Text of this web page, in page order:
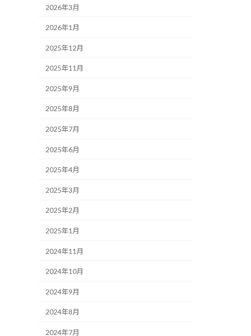
2026年3月
2026年1月
2025年12月
2025年11月
2025年9月
2025年8月
2025年7月
2025年6月
2025年4月
2025年3月
2025年2月
2025年1月
2024年11月
2024年10月
2024年9月
2024年8月
2024年7月